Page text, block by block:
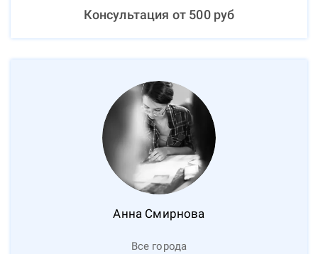
Консультация от 500руб
Анна Смирнова
Все города